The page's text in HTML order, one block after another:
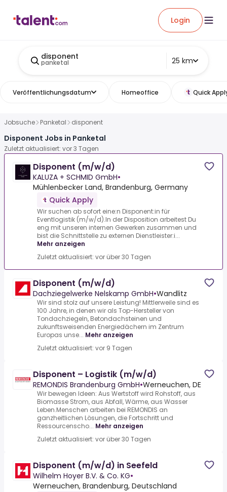
Login
disponent
panketal 25 km
Veröffentlichungsdatum Homeoffice Quick
Jobsuche Panketal disponent
Disponent Jobs in Panketal
Zuletzt aktualisiert: vor 3 Tagen
Disponent (m/w/d)
KALUZA + SCHMID GmbH•
Mühlenbecker Land, Brandenburg, Germany
Quick Apply
Wir suchen ab sofort eine:n Disponent:in für
Eventlogistik (m/w/d).In der Disposition arbeitest Du
eng mit unseren internen Gewerken zusammen und
bist die Schnittstelle zu externen Dienstleister:i...
Mehr anzeigen
Zuletzt aktualisiert: vor über 30 Tagen
Disponent (m/w/d)
Dachziegelwerke Nelskamp GmbH•Wandlitz
Wir sind stolz auf unsere Leistung! Mittlerweile sind es
100 Jahre, in denen wir als Top-Hersteller von
Tondachziegeln, Betondachsteinen und
zukunftsweisenden Energiedächern im Zentrum
Europas unse... Mehr anzeigen
Zuletzt aktualisiert: vor 9 Tagen
Disponent – Logistik (m/w/d)
REMONDIS Brandenburg GmbH•Werneuchen, DE
Wir bewegen Ideen: Aus Wertstoff wird Rohstoff, aus
Biomasse Strom, aus Abfall, Wärme, aus Wasser
Leben.Menschen arbeiten bei REMONDIS an
ganzheitlichen Lösungen, die Fortschritt und
Ressourcenscho... Mehr anzeigen
Zuletzt aktualisiert: vor über 30 Tagen
Disponent (m/w/d) in Seefeld
Wilhelm Hoyer B.V. & Co. KG•
Werneuchen, Brandenburg, Deutschland